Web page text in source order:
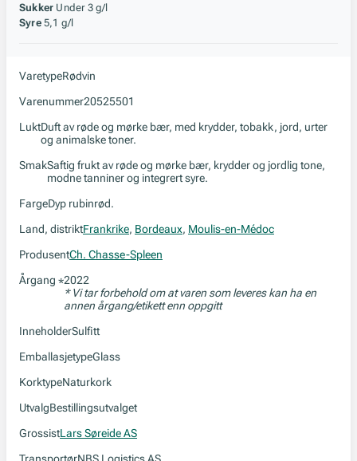
Sukker Under 3 g/l
Syre 5,1 g/l
VaretypeRødvin
Varenummer20525501
LuktDuft av røde og mørke bær, med krydder, tobakk, jord, urter
og animalske toner.
SmakSaftig frukt av røde og mørke bær, krydder og jordlig tone,
modne tanniner og integrert syre.
FargeDyp rubinrød.
Land, distriktFrankrike, Bordeaux, Moulis-en-Médoc
ProdusentCh. Chasse-Spleen
Årgang *2022
* Vi tar forbehold om at varen som leveres kan ha en
annen årgang/etikett enn oppgitt
InneholderSulfitt
EmballasjetypeGlass
KorktypeNaturkork
UtvalgBestillingsutvalget
GrossistLars Søreide AS